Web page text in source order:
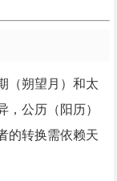
（朔望月）和太
，公历（阳历）
的转换需依赖天